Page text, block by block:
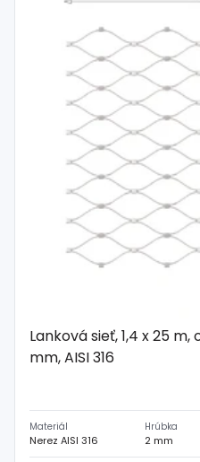
Lanková sieť, 1,4 x 25 m,
mm, AISI 316
Materiál
Nerez AISI 316
Hrúbka
2 mm